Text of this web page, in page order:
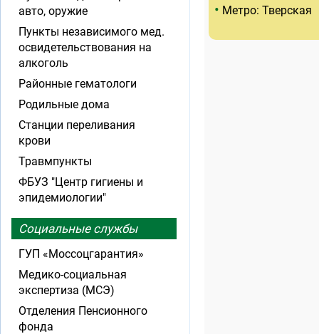
• Метро: Тверская
авто, оружие
Пункты независимого мед.
освидетельствования на
алкоголь
Районные гематологи
Родильные дома
Станции переливания
крови
Травмпункты
ФБУЗ "Центр гигиены и
эпидемиологии"
Социальные службы
ГУП «Моссоцгарантия»
Медико-социальная
экспертиза (МСЭ)
Отделения Пенсионного
фонда